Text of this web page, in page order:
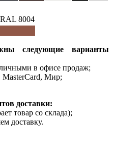
RAL 8004
следующие варианты
в офисе продаж;
MasterCard, Мир;
доставки:
товар со склада);
доставку.